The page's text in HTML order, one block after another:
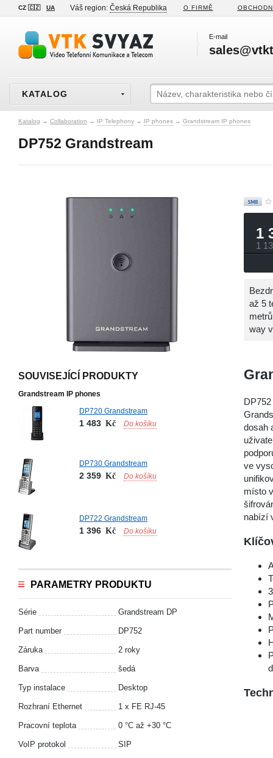
CZ 🇨🇿 UA Váš region: Česká Republika O FIRMĚ
E-mail
KATALOG
Katalog → Collaboration → IP Telephony → IP phones → Grandstream IP phones
DP752 Grandstream
SOUVISEJÍCÍ PRODUKTY
Grandstream IP phones
DP720 Grandstream
1 483 Kč Do košíku
DP730 Grandstream
2 359 Kč Do košíku
DP722 Grandstream
1 396 Kč Do košíku
PARAMETRY PRODUKTU
Série Grandstream DP
Part number DP752
Záruka 2 roky
Barva šedá
Typ instalace Desktop
Rozhraní Ethernet 1 x FE RJ-45
Pracovní teplota 0 °С až +30 °С
VoIP protokol SIP
1
1
až 5
way
dosah
ve
místo
nabízí